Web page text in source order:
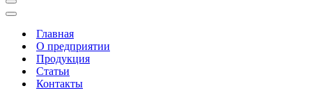
Меню
навигации
Меню
навигацииГлавная
О предприятии
Продукция
Статьи
Контакты